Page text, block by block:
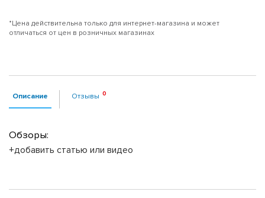
*Цена действительна только для интернет-магазина и может
отличаться от цен в розничных магазинах
Описание Отзывы
Обзоры:
+добавить статью или видео